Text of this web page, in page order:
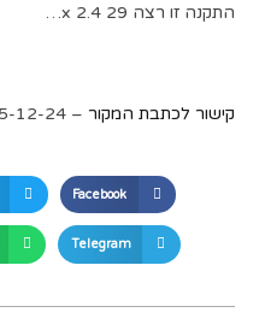
התקנה זו רצה 29 x 2.4…
קישור לכתבת המקור – 2025-12-24 14:30:00
Facebook
Telegram